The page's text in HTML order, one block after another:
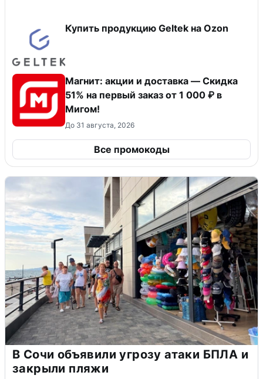
Купить продукцию Geltek на Ozon
Магнит: акции и доставка — Скидка
51% на первый заказ от 1 000 ₽ в
Мигом!
До 31 августа, 2026
Все промокоды
В Сочи объявили угрозу атаки БПЛА и
закрыли пляжи